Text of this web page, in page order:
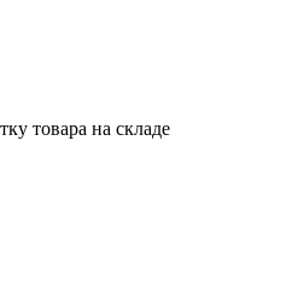
товара на складе